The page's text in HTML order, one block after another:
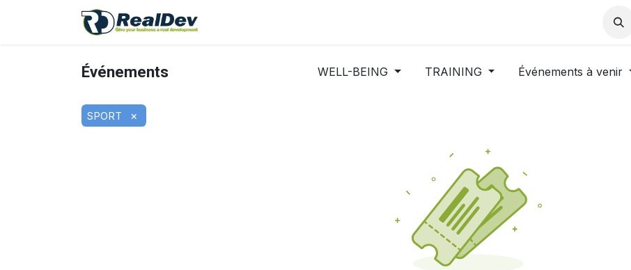
Événements WELL-BEING TRAINING Événements à venir
SPORT ×